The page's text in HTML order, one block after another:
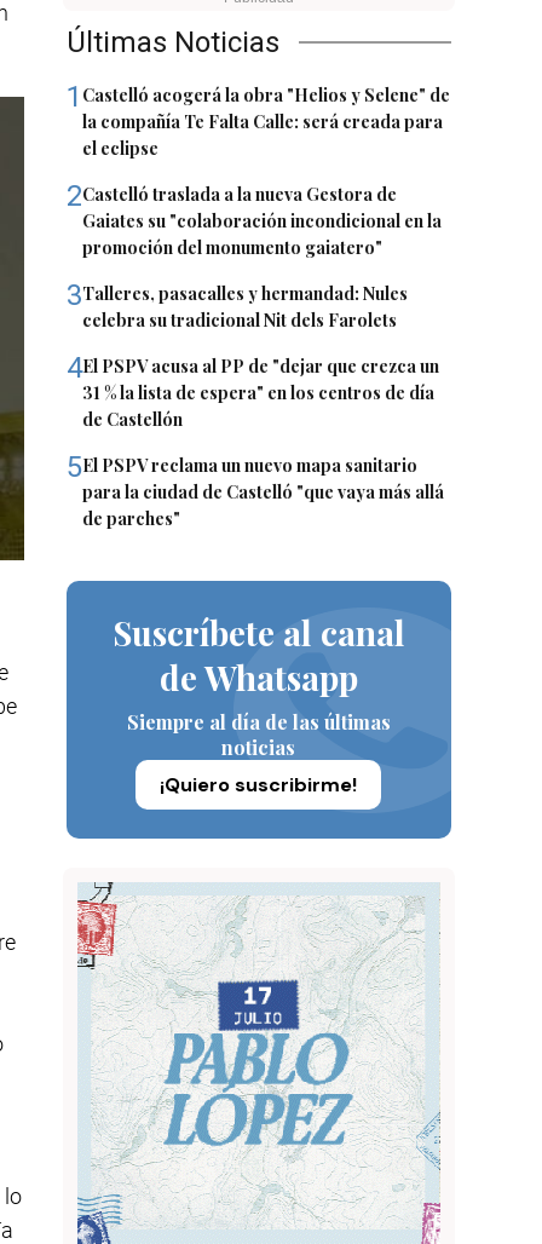
Últimas Noticias
1 Castelló acogerá la obra "Helios y Selene" de
la compañía Te Falta Calle: será creada para
el eclipse
2Castelló traslada a la nueva Gestora de
Gaiates su "colaboración incondicional en la
promoción del monumento gaiatero"
3Talleres, pasacalles y hermandad: Nules
celebra su tradicional Nit dels Farolets
4El PSPV acusa al PP de "dejar que crezca un
31 % la lista de espera" en los centros de día
de Castellón
5El PSPV reclama un nuevo mapa sanitario
para la ciudad de Castelló "que vaya más allá
de parches"
Suscríbete al canal
de Whatsapp
Siempre al día de las últimas
noticias
¡Quiero suscribirme!
lo